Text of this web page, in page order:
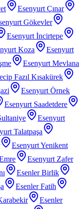
Esenyurt Çınar
Gökevler
Esenyurt İncirtepe
Koza
Esenyurt
Esenyurt Mevlana
Fazıl Kısakürek
Esenyurt Örnek
Esenyurt Saadetdere
Esenyurt
Talatpaşa
Esenyurt Yenikent
Esenyurt Zafer
Esenler Birlik
Esenler Fatih
Esenler